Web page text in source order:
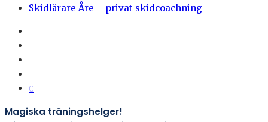
Skidlärare Åre – privat skidcoachning
0
Magiska träningshelger!